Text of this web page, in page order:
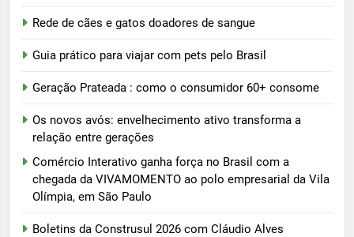
Rede de cães e gatos doadores de sangue
Guia prático para viajar com pets pelo Brasil
Geração Prateada : como o consumidor 60+ consome
Os novos avós: envelhecimento ativo transforma a
relação entre gerações
Comércio Interativo ganha força no Brasil com a
chegada da VIVAMOMENTO ao polo empresarial da Vila
Olímpia, em São Paulo
Boletins da Construsul 2026 com Cláudio Alves